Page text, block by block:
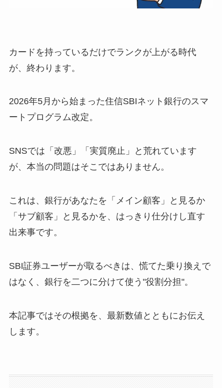
カードを持っているだけでランクが上がる時代
が、終わります。
2026年5月から始まった住信SBIネット銀行のスマ
ートプログラム改定。
SNSでは「改悪」「実質廃止」と荒れています
が、本当の問題はそこではありません。
これは、銀行があなたを「メイン顧客」と見るか
「サブ顧客」と見るかを、はっきり仕分けし直す
出来事です。
SBI証券ユーザーが取るべきは、慌てた乗り換えで
はなく、銀行を二つに分けて使う"役割分担"。
本記事ではその根拠を、最新数値とともにお伝え
します。